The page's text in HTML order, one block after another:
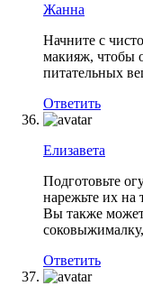
Жанна
Начните с
макияж, чтобы
питательных
Ответить
Елизавета
Подготовьте
нарежьте их на
Вы также
Ответить